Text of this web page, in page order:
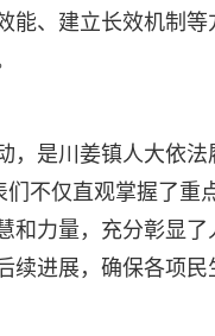
能、建立长效机制
，是川姜镇人大依
们不仅直观掌握了
和力量，充分彰显
续进展，确保各项